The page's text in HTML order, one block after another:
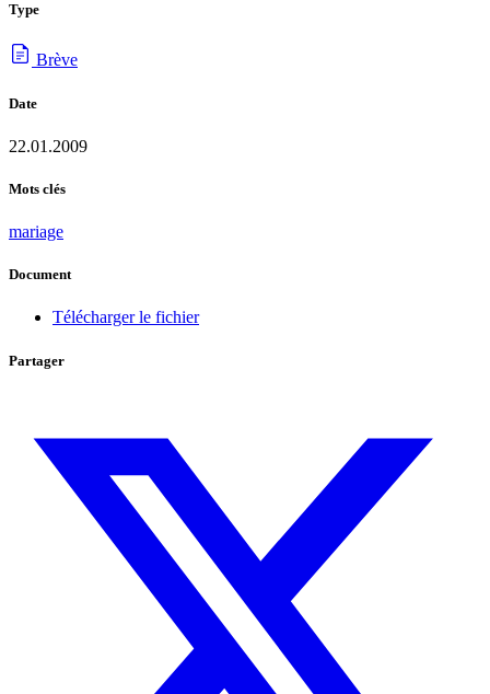
Type
Brève
Date
22.01.2009
Mots clés
mariage
Document
Télécharger le fichier
Partager